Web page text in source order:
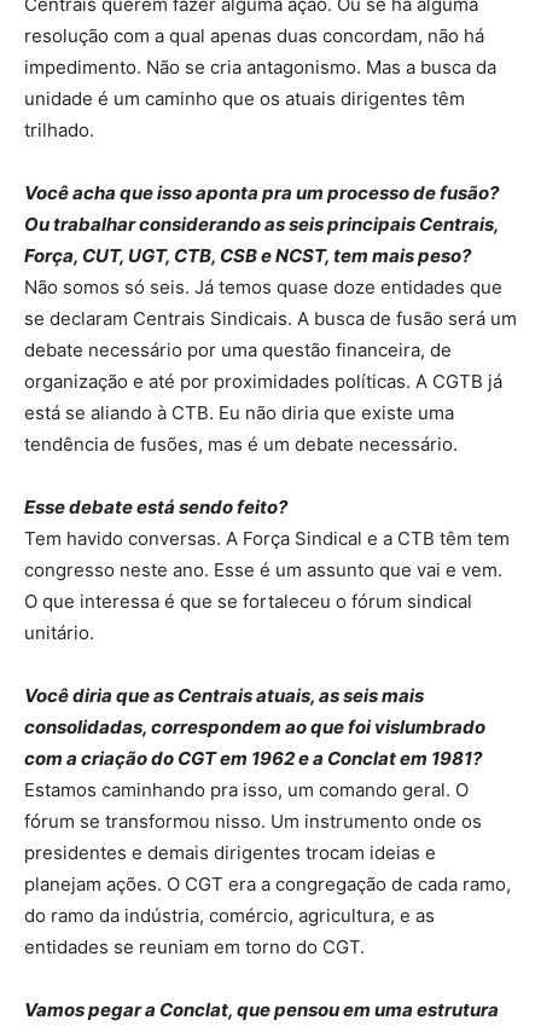
resolução com a qual apenas duas concordam, não há
impedimento. Não se cria antagonismo. Mas a busca da
unidade é um caminho que os atuais dirigentes têm
trilhado.
Você acha que isso aponta pra um processo de fusão?
Ou trabalhar considerando as seis principais Centrais,
Força, CUT, UGT, CTB, CSB e NCST, tem mais peso?
Não somos só seis. Já temos quase doze entidades que
se declaram Centrais Sindicais. A busca de fusão será um
debate necessário por uma questão financeira, de
organização e até por proximidades políticas. A CGTB já
está se aliando à CTB. Eu não diria que existe uma
tendência de fusões, mas é um debate necessário.
Esse debate está sendo feito?
Tem havido conversas. A Força Sindical e a CTB têm tem
congresso neste ano. Esse é um assunto que vai e vem.
O que interessa é que se fortaleceu o fórum sindical
unitário.
Você diria que as Centrais atuais, as seis mais
consolidadas, correspondem ao que foi vislumbrado
com a criação do CGT em 1962 e a Conclat em 1981?
Estamos caminhando pra isso, um comando geral. O
fórum se transformou nisso. Um instrumento onde os
presidentes e demais dirigentes trocam ideias e
planejam ações. O CGT era a congregação de cada ramo,
do ramo da indústria, comércio, agricultura, e as
entidades se reuniam em torno do CGT.
Vamos pegar a Conclat, que pensou em uma estrutura